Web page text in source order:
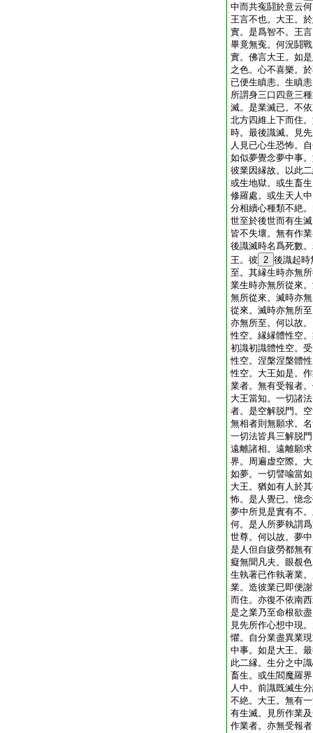
中而共寃鬪於意云
王言不也。大王。
實。是爲智不。王
畢竟無寃。何況鬪
實。佛言大王。如
之色。心不喜樂。
已便生瞋恚。生瞋
所謂身三口四意三
滅。是業滅已。不
北方四維上下而住
時。最後識滅。見
人見已心生恐怖。
如似夢覺念夢中事
彼業因縁故。以此
或生地獄。或生畜
修羅處。或生天人
分相續心種類不絶
世至於後世而有生
皆不失壞。無有作
後識滅時名爲死數
王。彼 2 後識起時
至。其縁生時亦無
業生時亦無所從來
無所從來。滅時亦
從來。滅時亦無所
亦無所至。何以故
性空。縁縁體性空
初識初識體性空。
性空。涅槃涅槃體
性空。大王如是。
業者。無有受報者
大王當知。一切諸
者。是空解脱門。
無相者則無願求。
一切法皆具三解脱
遠離諸相。遠離願
界。周遍虚空際。
如夢。一切譬喩當
大王。猶如有人於
怖。是人覺已。憶
夢中所見是實有不
何。是人所夢執謂
世尊。何以故。夢
是人但自疲勞都無
癡無聞凡夫。眼覩
生執著已作執著業
業。造彼業已即便
而住。亦復不依南
是之業乃至命根欲
見先所作心想中現
懼。自分業盡異業
中事。如是大王。
此二縁。生分之中
畜生。或生閻魔羅
人中。前識既滅生
不絶。大王。無有
有生滅。見所作業
作業者。亦無受報